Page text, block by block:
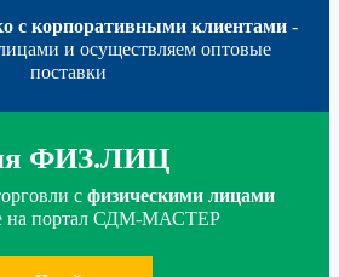
с корпоративными клиентами -
и осуществляем оптовые
поставки
ФИЗ.ЛИЦ
с физическими лицами
на портал СДМ-МАСТЕР